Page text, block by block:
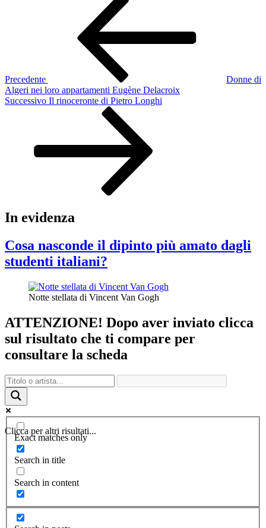
Precedente
Donne di
Algeri nei loro appartamenti Eugène Delacroix
Articolo
Successivo Il rinoceronte di Pietro Longhi
In evidenza
Cosa nasconde il dipinto più amato dagli
studenti italiani?
Notte stellata di Vincent Van Gogh
ATTENZIONE! Dopo aver inviato clicca
sul risultato che ti compare per
consultare la scheda
Clicca per altri risultati...
Exact matches only
Search in title
Search in content